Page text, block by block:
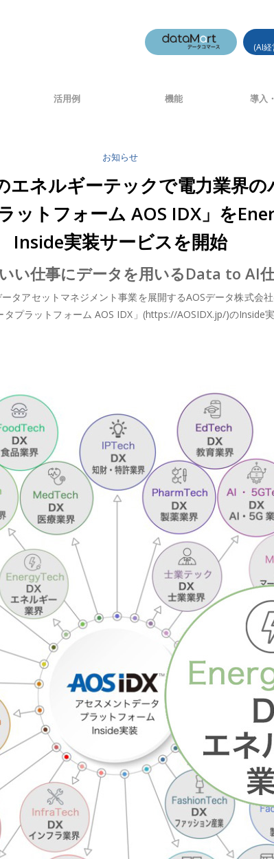
(AI
活用例 機能 導入
お知らせ
エネルギーテックで電力業界
ットフォーム AOS IDX」を
Inside実装サービスを開始
い仕事にデータを用いるData to AI
タアセットマネジメント事業を展開するAOSデータ株式会
プラットフォーム AOS IDX」(https://AOSIDX.jp/)の